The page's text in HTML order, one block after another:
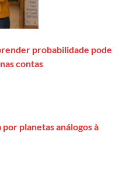
probabilidade pode
contas
planetas análogos à